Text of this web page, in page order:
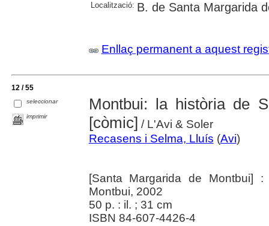
Localització: B. de Santa Margarida
Enllaç permanent a aquest
12 / 55
seleccionar
imprimir
Montbui: la història de
[còmic] / L'Avi & Soler
Recasens i Selma, Lluís (Avi)
[Santa Margarida de Montbui]
Montbui, 2002
50 p. : il. ; 31 cm
ISBN 84-607-4426-4